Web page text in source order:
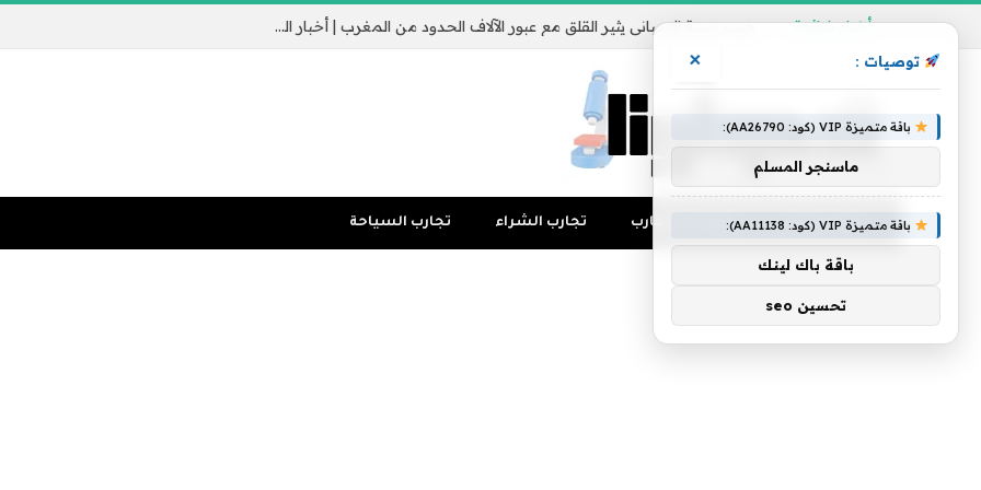
أخبار شائعة جيب سبتة الإسباني يثير القلق مع عبور الآلاف الحدود من المغرب | أخبار الهجرة
تجارب المال منوعات التجارب تجارب الشراء تجارب السياحة
توصيات : ×
باقة متميزة VIP (كود: AA26790):
ماسنجر المسلم
باقة متميزة VIP (كود: AA11138):
باقة باك لينك
تحسين seo